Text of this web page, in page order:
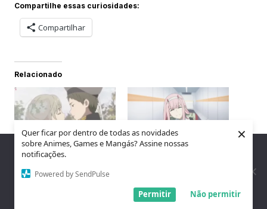
Quer ficar por dentro de todas as novidades
sobre Animes, Games e Mangás? Assine nossas
notificações.
Powered by SendPulse
Não permitir
Permitir
×
Compartilhe essas curiosidades:
Compartilhar
Relacionado
Os Melhores
in the Franxx
15 de outubro de 2024
Em "Animes"
Nós utilizamos cookies para garantir que você tenha a melhor
experiência em nosso site. Se você continua a usar este site,
assumimos que você está satisfeito.
Entendi!